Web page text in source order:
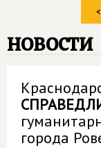
новости
города